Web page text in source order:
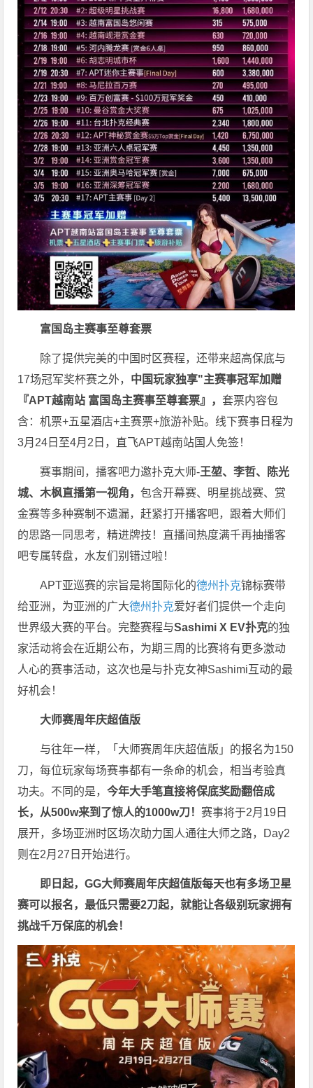
富国岛主赛事至尊套票
除了提供完美的中国时区赛程，还带来超高保底与
17场冠军奖杯赛之外， 中国玩家独享"主赛事冠军加赠
『APT越南站 富国岛主赛事至尊套票』，套票内容包
含：机票+五星酒店+主赛票+旅游补贴。线下赛事日程为
3月24日至4月2日，直飞APT越南站国人免签！
赛事期间，播客吧力邀扑克大师-王堃、李哲、陈光
城、木枫直播第一视角，包含开幕赛、明星挑战赛、赏
金赛等多种赛制不遗漏，赶紧打开播客吧，跟着大师们
的思路一同思考，精进牌技！直播间热度满千再抽播客
吧专属转盘，水友们别错过啦！
APT亚巡赛的宗旨是将国际化的德州扑克锦标赛带
给亚洲，为亚洲的广大德州扑克爱好者们提供一个走向
世界级大赛的平台。 完整赛程与Sashimi X EV扑克的独
家活动将会在近期公布，为期三周的比赛将有更多激动
人心的赛事活动，这次也是与扑克女神Sashimi互动的最
好机会！
大师赛周年庆超值版
与往年一样，「大师赛周年庆超值版」的报名为150
刀，每位玩家每场赛事都有一条命的机会，相当考验真
功夫。不同的是，今年大手笔直接将保底奖励翻倍成
长，从500w来到了惊人的1000w刀！赛事将于2月19日
展开，多场亚洲时区场次助力国人通往大师之路，Day2
则在2月27日开始进行。
即日起，GG大师赛周年庆超值版每天也有多场卫星
赛可以报名，最低只需要2刀起，就能让各级别玩家拥有
挑战千万保底的机会！